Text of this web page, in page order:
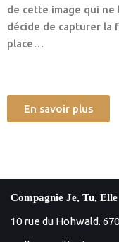
de cette image qui
décide de capturer la
place…
En savoir plus
Compagnie Je, Tu, Elle
10 rue du Hohwald.